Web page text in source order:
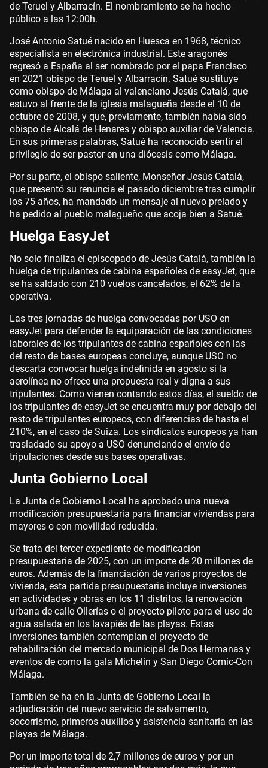
de Teruel y Albarracín. El nombramiento se ha hecho
público a las 12:00h.
José Antonio Satué nacido en Huesca en 1968, técnico
especialista en electrónica industrial. Este aragonés
regresó a España al ser nombrado por el papa Francisco
en 2021 obispo de Teruel y Albarracín. Satué sustituye
como obispo de Málaga al valenciano Jesús Catalá, que
estuvo al frente de la iglesia malagueña desde el 10 de
octubre de 2008, y que, previamente, también había sido
obispo de Alcalá de Henares y obispo auxiliar de Valencia.
En sus primeras palabras, Satué ha reconocido sentir el
privilegio de ser pastor en una diócesis como Málaga.
Por su parte, el obispo saliente, Monseñor Jesús Catalá,
que presentó su renuncia el pasado diciembre tras cumplir
los 75 años, ha mandado un mensaje al nuevo prelado y
ha pedido al pueblo malagueño que acoja bien a Satué.
Huelga EasyJet
No solo finaliza el episcopado de Jesús Catalá, también la
huelga de tripulantes de cabina españoles de easyJet, que
se ha saldado con 210 vuelos cancelados, el 62% de la
operativa.
Las tres jornadas de huelga convocadas por USO en
easyJet para defender la equiparación de las condiciones
laborales de los tripulantes de cabina españoles con las
del resto de bases europeas concluye, aunque USO no
descarta convocar huelga indefinida en agosto si la
aerolínea no ofrece una propuesta real y digna a sus
tripulantes. Como vienen contando estos días, el sueldo de
los tripulantes de easyJet se encuentra muy por debajo del
resto de tripulantes europeos, con diferencias de hasta el
210%, en el caso de Suiza. Los sindicatos europeos ya han
trasladado su apoyo a USO denunciando el envío de
tripulaciones desde sus bases operativas.
Junta Gobierno Local
La Junta de Gobierno Local ha aprobado una nueva
modificación presupuestaria para financiar viviendas para
mayores o con movilidad reducida.
Se trata del tercer expediente de modificación
presupuestaria de 2025, con un importe de 20 millones de
euros. Además de la financiación de varios proyectos de
vivienda, esta partida presupuestaria incluye inversiones
en actividades y obras en los 11 distritos, la renovación
urbana de calle Ollerías o el proyecto piloto para el uso de
agua salada en los lavapiés de las playas. Estas
inversiones también contemplan el proyecto de
rehabilitación del mercado municipal de Dos Hermanas y
eventos de como la gala Michelín y San Diego Comic-Con
Málaga.
También se ha en la Junta de Gobierno Local la
adjudicación del nuevo servicio de salvamento,
socorrismo, primeros auxilios y asistencia sanitaria en las
playas de Málaga.
Por un importe total de 2,7 millones de euros y por un